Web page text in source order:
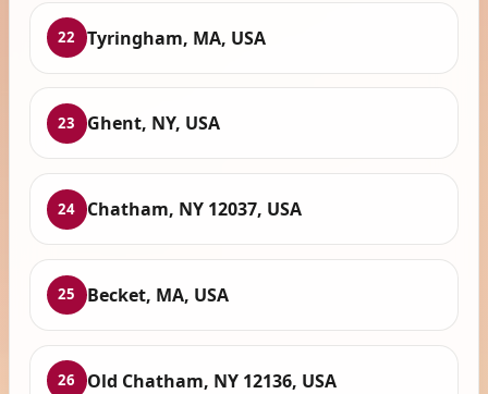
22 Tyringham, MA, USA
23 Ghent, NY, USA
24 Chatham, NY 12037, USA
25 Becket, MA, USA
26 Old Chatham, NY 12136, USA